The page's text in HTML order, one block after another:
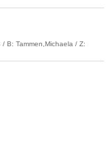
B: Tammen,Michaela / Z: